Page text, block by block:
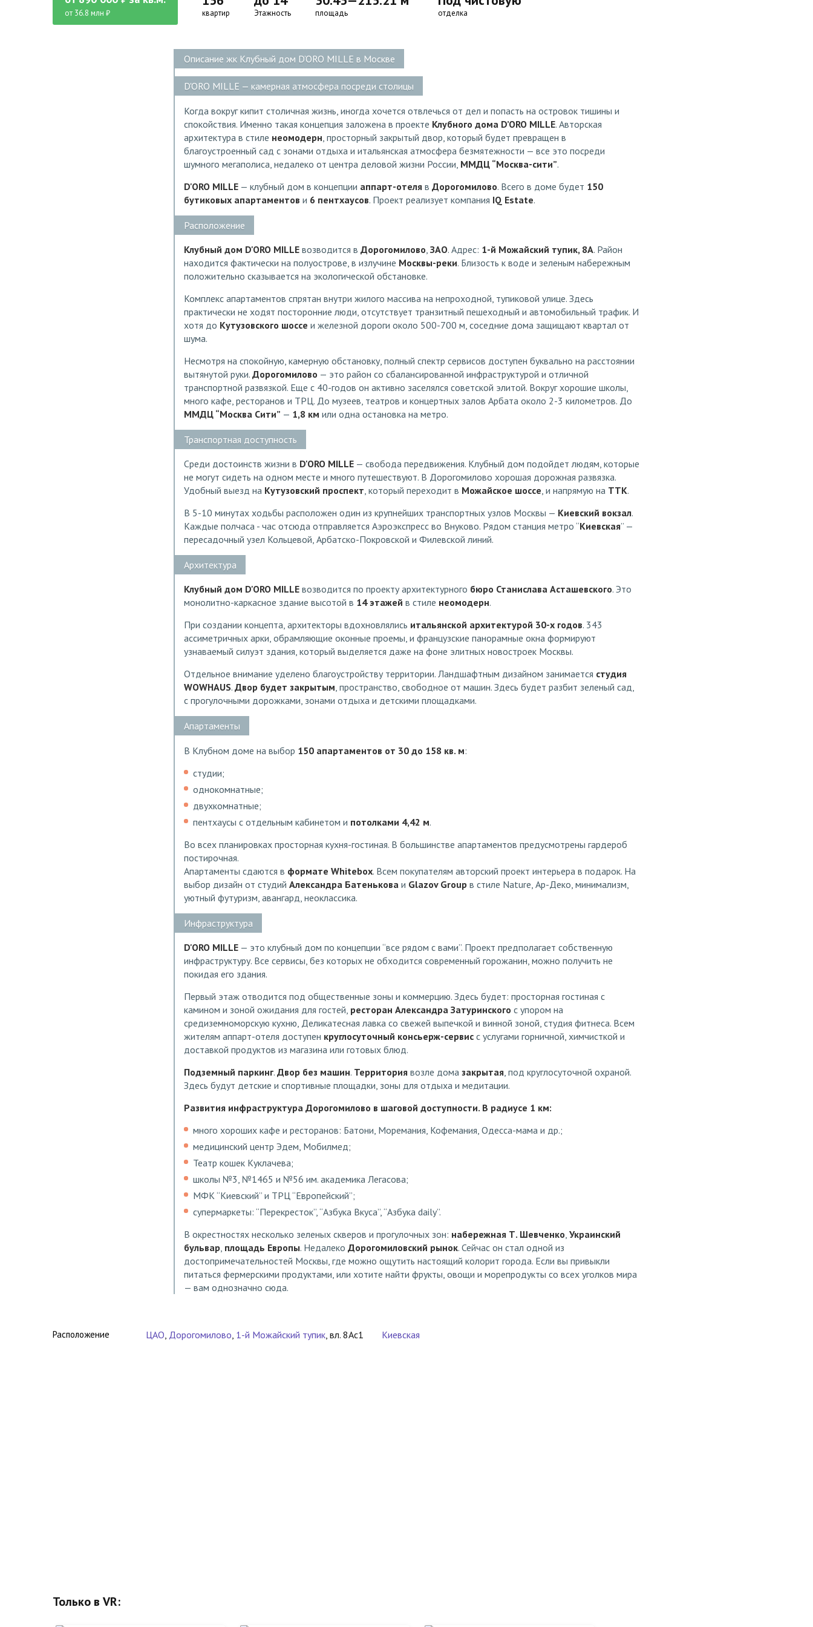
от 36.8 млн ₽ квартир Этажность площадь отделка
Описание жк Клубный дом D’ORO MILLE в Москве
D'ORO MILLE — камерная атмосфера посреди столицы
Когда вокруг кипит столичная жизнь, иногда хочется отвлечься от дел и попасть на островок тишины и
спокойствия. Именно такая концепция заложена в проекте Клубного дома D’ORO MILLE. Авторская
архитектура в стиле неомодерн , просторный закрытый двор, который будет превращен в
благоустроенный сад с зонами отдыха и итальянская атмосфера безмятежности — все это посреди
шумного мегаполиса, недалеко от центра деловой жизни России, ММДЦ “Москва-сити”.
D'ORO MILLE — клубный дом в концепции аппарт-отеля в Дорогомилово. Всего в доме будет 150
бутиковых апартаментов и 6 пентхаусов. Проект реализует компания IQ Estate.
Расположение
Клубный дом D'ORO MILLE возводится в Дорогомилово ЗАО. Адрес: 1-й Можайский тупик, 8А. Район
находится фактически на полуострове, в излучине Москвы-реки. Близость к воде и зеленым набережным
положительно сказывается на экологической обстановке.
Комплекс апартаментов спрятан внутри жилого массива на непроходной, тупиковой улице. Здесь
практически не ходят посторонние люди, отсутствует транзитный пешеходный и автомобильный трафик. И
хотя до Кутузовского шоссе и железной дороги около 500-700 м, соседние дома защищают квартал от
шума.
Несмотря на спокойную, камерную обстановку, полный спектр сервисов доступен буквально на расстоянии
вытянутой руки. Дорогомилово — это район со сбалансированной инфраструктурой и отличной
транспортной развязкой. Еще с 40-годов он активно заселялся советской элитой. Вокруг хорошие школы,
много кафе, ресторанов и ТРЦ. До музеев, театров и концертных залов Арбата около 2-3 километров. До
ММДЦ “Москва Сити” — 1,8 км или одна остановка на метро.
Транспортная доступность
Среди достоинств жизни в D'ORO MILLE — свобода передвижения. Клубный дом подойдет людям, которые
не могут сидеть на одном месте и много путешествуют. В Дорогомилово хорошая дорожная развязка.
Удобный выезд на Кутузовский проспект, который переходит в Можайское шоссе, и напрямую на ТТК.
В 5-10 минутах ходьбы расположен один из крупнейших транспортных узлов Москвы — Киевский вокзал.
Каждые полчаса - час отсюда отправляется Аэроэкспресс во Внуково. Рядом станция метро “Киевская” —
пересадочный узел Кольцевой, Арбатско-Покровской и Филевской линий.
Архитектура
Клубный дом D'ORO MILLE возводится по проекту архитектурного бюро Станислава Асташевского. Это
монолитно-каркасное здание высотой в 14 этажей в стиле неомодерн.
При создании концепта, архитекторы вдохновлялись итальянской архитектурой 30-х годов. 343
ассиметричных арки, обрамляющие оконные проемы, и французские панорамные окна формируют
узнаваемый силуэт здания, который выделяется даже на фоне элитных новостроек Москвы.
Отдельное внимание уделено благоустройству территории. Ландшафтным дизайном занимается студия
WOWHAUS. Двор будет закрытым, пространство, свободное от машин. Здесь будет разбит зеленый сад,
с прогулочными дорожками, зонами отдыха и детскими площадками.
Апартаменты
В Клубном доме на выбор 150 апартаментов от 30 до 158 кв. м:
студии;
однокомнатные;
двухкомнатные;
пентхаусы с отдельным кабинетом и потолками 4,42 м.
Во всех планировках просторная кухня-гостиная. В большинстве апартаментов предусмотрены гардероб
постирочная.
Апартаменты сдаются в формате Whitebox. Всем покупателям авторский проект интерьера в подарок. На
выбор дизайн от студий Александра Батенькова и Glazov Group в стиле Nature, Ар-Деко, минимализм,
уютный футуризм, авангард, неоклассика.
Инфраструктура
D'ORO MILLE — это клубный дом по концепции “все рядом с вами”. Проект предполагает собственную
инфраструктуру. Все сервисы, без которых не обходится современный горожанин, можно получить не
покидая его здания.
Первый этаж отводится под общественные зоны и коммерцию. Здесь будет: просторная гостиная с
камином и зоной ожидания для гостей, ресторан Александра Затуринского с упором на
средиземноморскую кухню, Деликатесная лавка со свежей выпечкой и винной зоной, студия фитнеса. Всем
жителям аппарт-отеля доступен круглосуточный консьерж-сервис с услугами горничной, химчисткой и
доставкой продуктов из магазина или готовых блюд.
Подземный паркинг. Двор без машин. Территория возле дома закрытая , под круглосуточной охраной.
Здесь будут детские и спортивные площадки, зоны для отдыха и медитации.
Развития инфраструктура Дорогомилово в шаговой доступности. В радиусе 1 км:
много хороших кафе и ресторанов: Батони, Моремания, Кофемания, Одесса-мама и др.;
медицинский центр Эдем, Мобилмед;
Театр кошек Куклачева;
школы №3, №1465 и №56 им. академика Легасова;
МФК “Киевский” и ТРЦ “Европейский”;
супермаркеты: “Перекресток”, “Азбука Вкуса”, “Азбука daily”.
В окрестностях несколько зеленых скверов и прогулочных зон: набережная Т. Шевченко Украинский
бульвар площадь Европы. Недалеко Дорогомиловский рынок. Сейчас он стал одной из
достопримечательностей Москвы, где можно ощутить настоящий колорит города. Если вы привыкли
питаться фермерскими продуктами, или хотите найти фрукты, овощи и морепродукты со всех уголков мира
— вам однозначно сюда.
Расположение ЦАО Дорогомилово 1-й Можайский тупик , вл. 8Ас1 Киевская
Только в VR: